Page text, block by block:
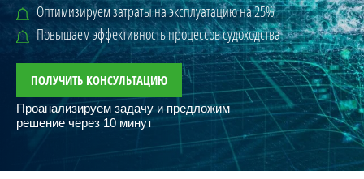
Оптимизируем затраты на эксплуатацию на 25%
Повышаем эффективность процессов судоходства
ПОЛУЧИТЬ КОНСУЛЬТАЦИЮ
Проанализируем задачу и предложим
решение через 10 минут